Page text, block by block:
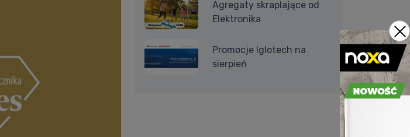
Agregaty skraplające od
Elektronika
Promocje Iglotech na
sierpień